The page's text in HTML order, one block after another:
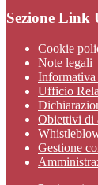
Sezione Link
Cookie
Note legali
Ufficio
Obiettivi di
Gestione